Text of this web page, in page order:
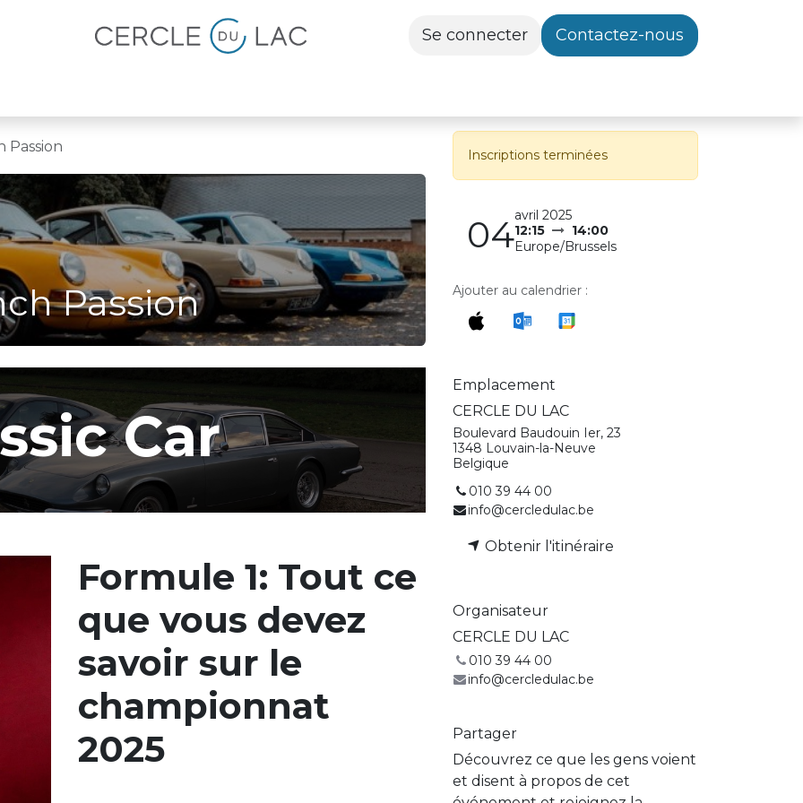
Se connecter Contactez-nous
Passion
Passion
Car
Formule 1: Tout ce
que vous devez
savoir sur le
championnat
2025
Inscriptions terminées
04avril 2025
12:15
14:00
Europe/Brussels
Ajouter au calendrier :
Emplacement
CERCLE DU LAC
Boulevard Baudouin Ier, 23
1348 Louvain-la-Neuve
Belgique
010 39 44 00
info@cercledulac.be
Obtenir l'itinéraire
Organisateur
CERCLE DU LAC
010 39 44 00
info@cercledulac.be
Partager
Découvrez ce que les gens voient
et disent à propos de cet